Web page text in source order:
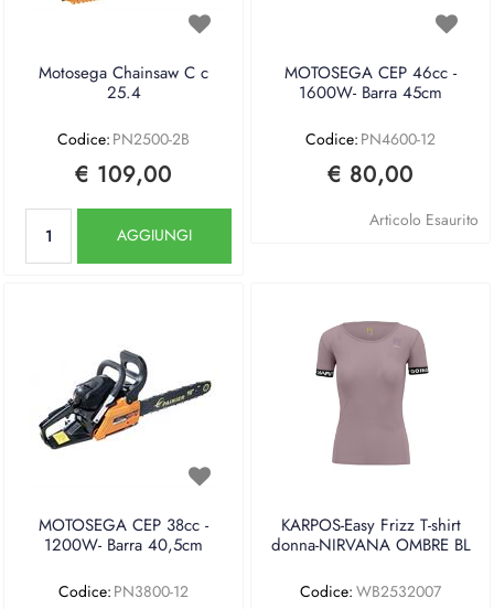
Motosega Chainsaw C c
25.4
Codice: PN2500-2B
€ 109,00
AGGIUNGI
MOTOSEGA CEP 46cc -
1600W- Barra 45cm
Codice: PN4600-12
€ 80,00
Articolo Esaurito
MOTOSEGA CEP 38cc -
1200W- Barra 40,5cm
Codice: PN3800-12
KARPOS-Easy Frizz T-shirt
donna-NIRVANA OMBRE BL
Codice: WB2532007